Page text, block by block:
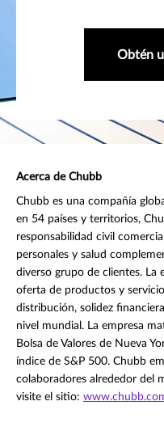
Obtén
Acerca de Chubb
Chubb es una compañía
en 54 países y territorios,
responsabilidad civil
personales y salud
diverso grupo de clientes. La
oferta de productos y
distribución, solidez
nivel mundial. La empresa
Bolsa de Valores de Nueva
índice de S&P 500. Chubb
colaboradores alrededor del
visite el sitio: